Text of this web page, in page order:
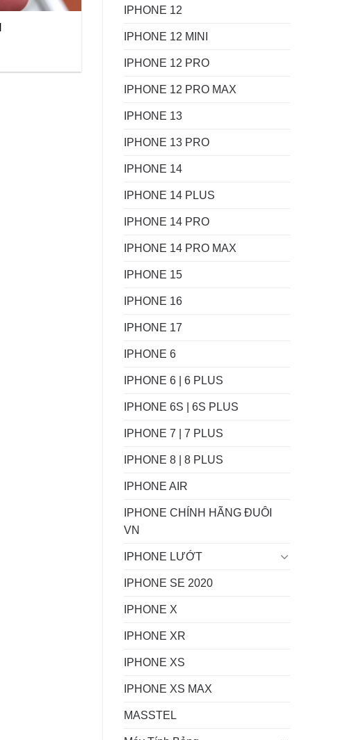
IPHONE 12
IPHONE 12 MINI
IPHONE 12 PRO
IPHONE 12 PRO MAX
IPHONE 13
IPHONE 13 PRO
IPHONE 14
IPHONE 14 PLUS
IPHONE 14 PRO
IPHONE 14 PRO MAX
IPHONE 15
IPHONE 16
IPHONE 17
IPHONE 6
IPHONE 6 | 6 PLUS
IPHONE 6S | 6S PLUS
IPHONE 7 | 7 PLUS
IPHONE 8 | 8 PLUS
IPHONE AIR
IPHONE CHÍNH HÃNG ĐUÔI
VN
IPHONE LƯỚT
IPHONE SE 2020
IPHONE X
IPHONE XR
IPHONE XS
IPHONE XS MAX
MASSTEL